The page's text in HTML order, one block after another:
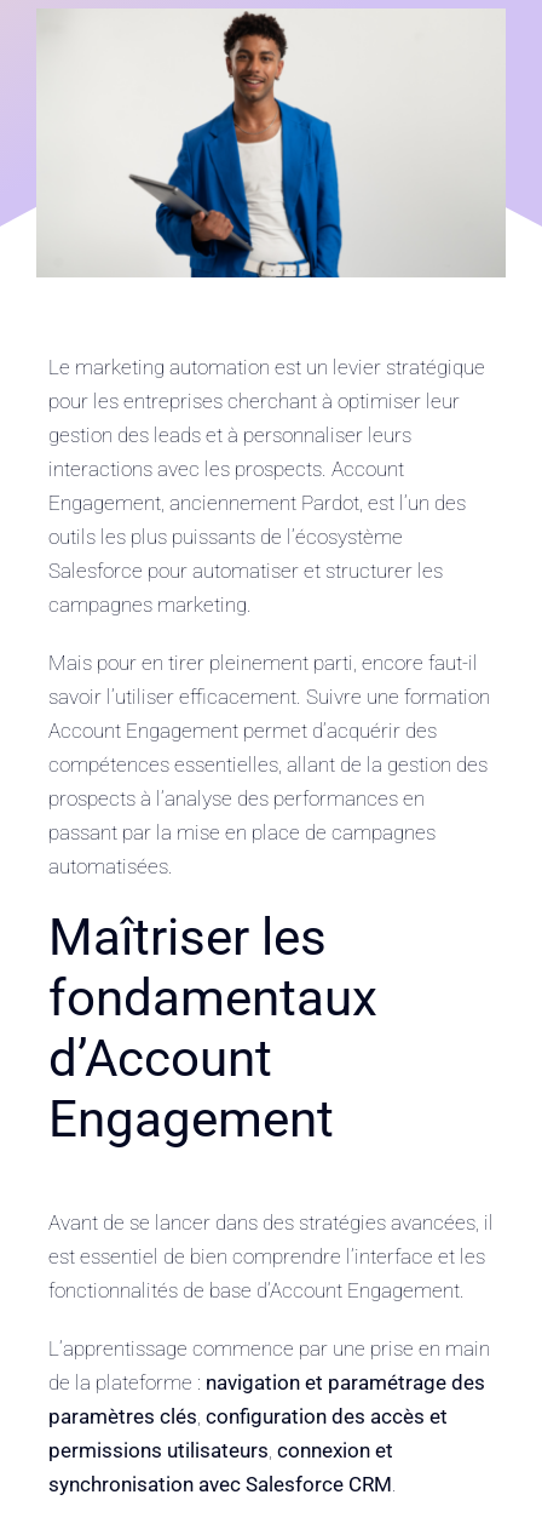
Nos consultants disponibles
Blog
Le marketing automation est un levier stratégique
pour les entreprises cherchant à optimiser leur
gestion des leads et à personnaliser leurs
interactions avec les prospects. Account
Engagement, anciennement Pardot, est l’un des
outils les plus puissants de l’écosystème
Salesforce pour automatiser et structurer les
campagnes marketing.
Mais pour en tirer pleinement parti, encore faut-il
savoir l’utiliser efficacement. Suivre une formation
Account Engagement permet d’acquérir des
compétences essentielles, allant de la gestion des
prospects à l’analyse des performances en
passant par la mise en place de campagnes
automatisées.
Maîtriser les
fondamentaux
d’Account
Engagement
Avant de se lancer dans des stratégies avancées, il
est essentiel de bien comprendre l’interface et les
fonctionnalités de base d’Account Engagement.
L’apprentissage commence par une prise en main
de la plateforme : navigation et paramétrage des
paramètres clés, configuration des accès et
permissions utilisateurs, connexion et
synchronisation avec Salesforce CRM.